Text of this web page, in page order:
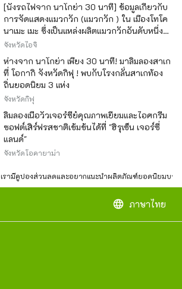
[นั่งรถไฟจาก นาโกย่า 30 นาที] ข้อมูลเกี่ยวกับ
การจัดแสดงแมวกวัก (แมวกวัก ) ใน เมืองโทโค
นาเมะ เมะ ซึ่งเป็นแหล่งผลิตแมวกวักอันดับหนึ่ง
ของญี่ปุ่น
จังหวัดไอจิ
ห่างจาก นาโกย่า เพียง 30 นาที! มาลิ้มลองสาเก
ที่ โอกากิ จังหวัดกิฟุ ! พบกับโรงกลั่นสาเกท้อง
ถิ่นยอดนิยม 3 แห่ง
จังหวัดกิฟุ
ลิ้มลองเนื้อวัวเจอร์ซีย์คุณภาพเยี่ยมและไอศกรีม
ซอฟต์เสิร์ฟรสชาติเข้มข้นได้ที่ "ฮิรุเซ็น เจอร์ซี่
แลนด์"
จังหวัดโอคายาม่า
เรามีคูปองส่วนลดและอยากแนะนำผลิตภัณฑ์ยอดนิยมบาง
language ภาษาไทย